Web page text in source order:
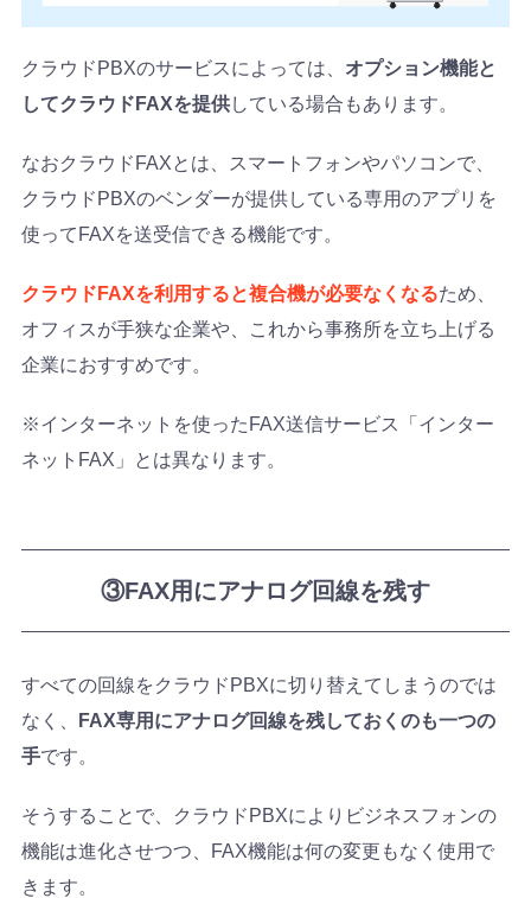
クラウドPBXのサービスによっては、 オプション機能と
してクラウドFAXを提供している場合もあります。
なおクラウドFAXとは、スマートフォンやパソコンで、
クラウドPBXのベンダーが提供している専用のアプリを
使ってFAXを送受信できる機能です。
クラウドFAXを利用すると複合機が必要なくなるため、
オフィスが手狭な企業や、これから事務所を立ち上げる
企業におすすめです。
※インターネットを使ったFAX送信サービス「インター
ネットFAX」とは異なります。
③FAX用にアナログ回線を残す
すべての回線をクラウドPBXに切り替えてしまうのでは
なく、
FAX専用にアナログ回線を残しておくのも一つの
手です。
そうすることで、クラウドPBXによりビジネスフォンの
機能は進化させつつ、FAX機能は何の変更もなく使用で
きます。